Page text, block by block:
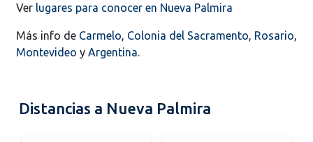
Ver lugares para conocer en Nueva Palmira
Más info de Carmelo, Colonia del Sacramento, Rosario,
Montevideo y Argentina.
Distancias a Nueva Palmira